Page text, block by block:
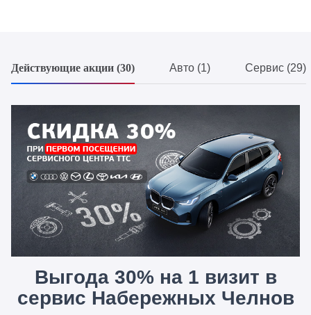
Действующие акции (30) Авто (1) Сервис (29)
Выгода 30% на 1 визит в
сервис Набережных Челнов